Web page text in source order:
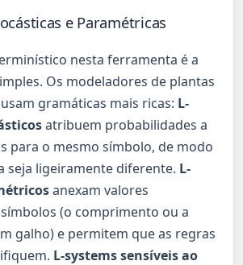
e Paramétricas
nesta ferramenta é a
Os modeladores de plantas
gramáticas mais ricas: L-
atribuem probabilidades a
para o mesmo símbolo, de modo
seja ligeiramente diferente. L-
anexam valores
(o comprimento ou a
galho) e permitem que as regras
L-systems sensíveis ao